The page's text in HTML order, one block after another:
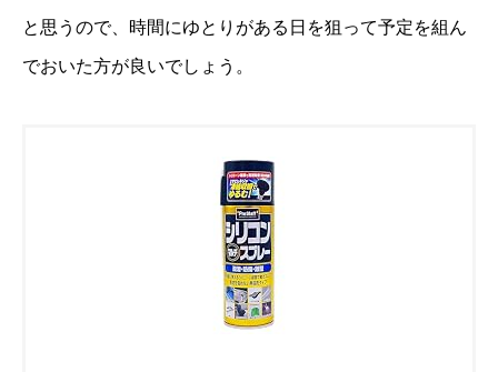
と思うので、時間にゆとりがある日を狙って予定を組ん
でおいた方が良いでしょう。